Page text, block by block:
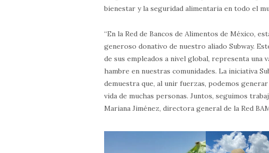
bienestar y la seguridad alimentaria en todo el
“En la Red de Bancos de Alimentos de México,
generoso donativo de nuestro aliado Subway.
de sus empleados a nivel global, representa
hambre en nuestras comunidades. La iniciativa
demuestra que, al unir fuerzas, podemos
vida de muchas personas. Juntos, seguimos
Mariana Jiménez, directora general de la Red